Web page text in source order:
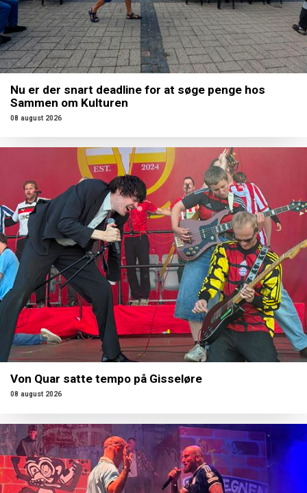
Nu er der snart deadline for at søge penge hos
Sammen om Kulturen
08 august 2026
Von Quar satte tempo på Gisseløre
08 august 2026